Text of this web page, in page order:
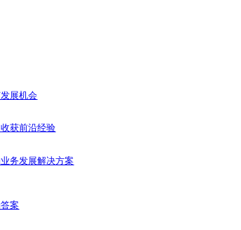
动信息，收获前沿经验